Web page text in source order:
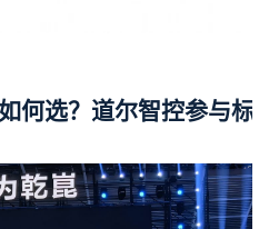
何选？道尔智控参与标